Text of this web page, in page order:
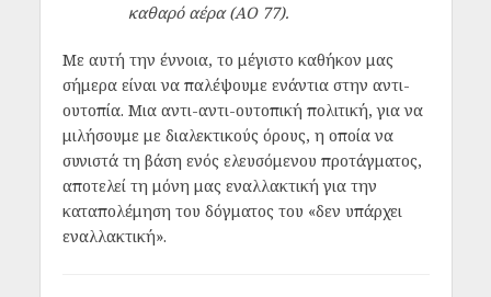
καθαρό αέρα (ΑΟ 77).
Με αυτή την έννοια, το μέγιστο καθήκον μας
σήμερα είναι να παλέψουμε ενάντια στην αντι-
ουτοπία. Μια αντι-αντι-ουτοπική πολιτική, για να
μιλήσουμε με διαλεκτικούς όρους, η οποία να
συνιστά τη βάση ενός ελευσόμενου προτάγματος,
αποτελεί τη μόνη μας εναλλακτική για την
καταπολέμηση του δόγματος του «δεν υπάρχει
εναλλακτική».